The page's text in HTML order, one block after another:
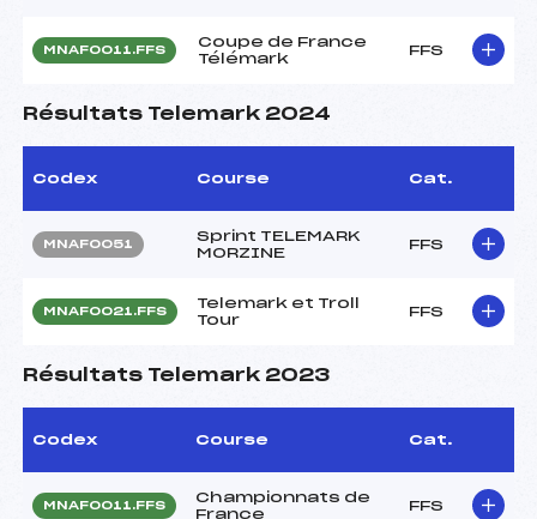
MNAF0011.FFS
Coupe de France
Télémark
FFS
Résultats Telemark 2024
Codex Course Cat.
MNAF0051
Sprint TELEMARK
MORZINE
FFS
MNAF0021.FFS
Telemark et Troll
Tour
FFS
Résultats Telemark 2023
Codex Course Cat.
MNAF0011.FFS
Championnats de
France
FFS